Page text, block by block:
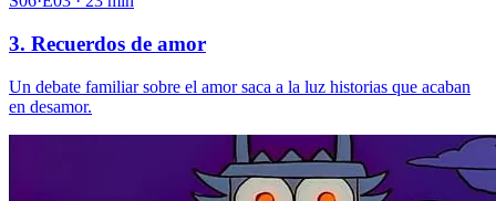
3. Recuerdos de amor
Un debate familiar sobre el amor saca a la luz historias que acaban
en desamor.